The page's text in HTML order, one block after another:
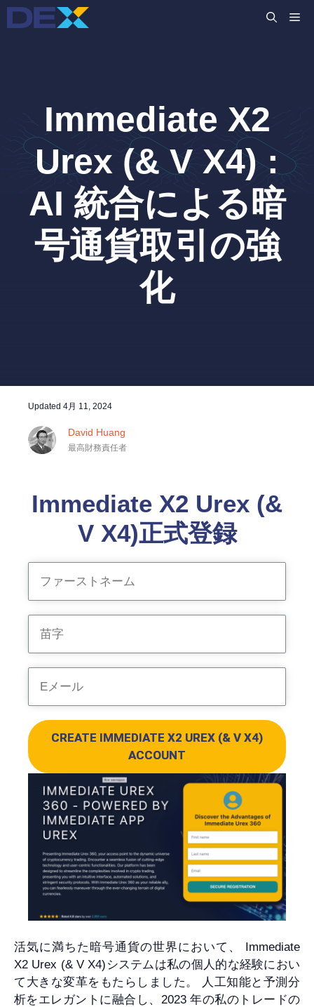
コ
ン
Immediate X2
Urex (& V X4) :
AI 統合による暗
号通貨取引の強
化
Updated 4月 11, 2024
David Huang
最高財務責任者
Immediate X2 Urex (&
V X4)正式登録
CREATE IMMEDIATE X2 UREX (& V X4)
ACCOUNT
活気に満ちた暗号通貨の世界において、 Immediate
X2 Urex (& V X4)システムは私の個人的な経験におい
て大きな変革をもたらしました。 人工知能と予測分
析をエレガントに融合し、2023 年の私のトレードの